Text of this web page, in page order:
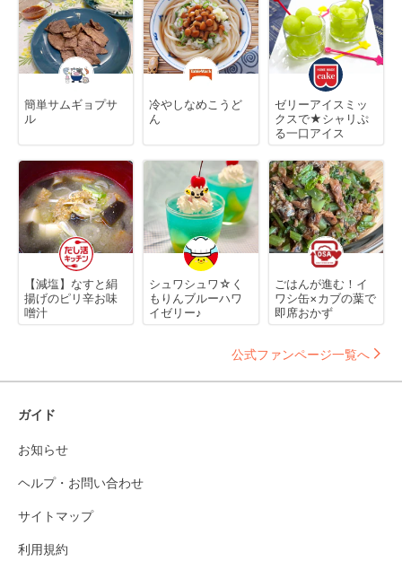
簡単サムギョプサ
ル
冷やしなめこうど
ん
ゼリーアイスミッ
クスで★シャリぷ
る一口アイス
【減塩】なすと絹
揚げのピリ辛お味
噌汁
シュワシュワ☆く
もりんブルーハワ
イゼリー♪
ごはんが進む！イ
ワシ缶×カブの葉で
即席おかず
公式ファンページ一覧へ
ガイド
お知らせ
ヘルプ・お問い合わせ
サイトマップ
利用規約